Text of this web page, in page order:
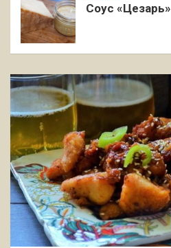
Соус «Цезарь»